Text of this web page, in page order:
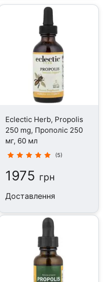
Eclectic Herb, Propolis
250 mg, Прополіс 250
мг, 60 мл
(5)
1975 грн
Доставлення